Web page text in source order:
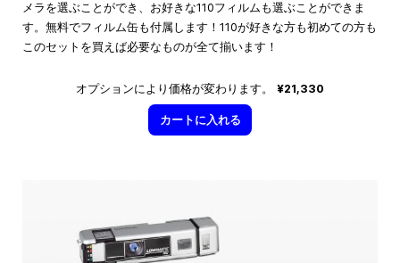
メラを選ぶことができ、お好きな110フィルムも選ぶことができま
す。無料でフィルム缶も付属します！110が好きな方も初めての方も
このセットを買えば必要なものが全て揃います！
オプションにより価格が変わります。 ¥21,330
カートに入れる